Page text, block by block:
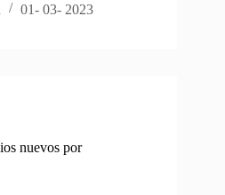
01- 03- 2023
nuevos por